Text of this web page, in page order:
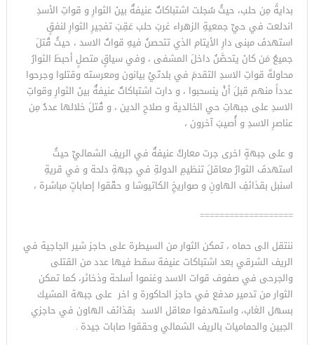
بدايةً مِن حلب، حيثُ سُجلت اشتباكاتٌ عنيفةٌ بينَ الثوارِ و قواتِ الأسدِ
اندلعت في حيِّ جمعيةِ الزهراء غربَ حلب عَقِبَ تفجيرِ الثوارِ لنفقٍ
استهدفَ مبنى دارِ الأيتام الذي تتحصنُ فيهِ قواتُ الاسد ، حيثُ قُتلَ
جميعُ مَن كانَ يتحصَّنُ داخلَ المشفى ، وفي سياقٍ متصلٍ أحبطَ الثوارُ
محاولةَ قواتِ الاسدِ التقدمَ في بلدتَيْ بيانون ومعرسته وقتلوا وجرحوا
عدداً منهم قبلَ أنْ ينسحبوا ، و دارت اشتباكاتٌ عنيفةٌ بينَ الثوارِ وقواتِ
الاسدِ على جبهاتِ حي الخالدية و صلاحِ الدين ، و قُتلَ خلالها عددٌ مِن
عناصرِ الاسدِ و أُصيبَ آخرون ،
و على جبهةٍ اخرى جرت معاركُ عنيفةٌ في الريفِ الشماليِّ حيثُ
استهدفَ الثوارُ معاقلَ تنظيمِ الدولةِ في جبهةِ دلحة و في قريةِ
اسنبل بقذائفِ الهاونِ و صواريخِ الكاتيوشا و حقّقوا إصاباتٍ مباشرة ،
===================
ننتقل الى حماه ، تمكن الثوار من السيطرة على حاجز شير الجاجية في
الريف الشرقي بعد اشتباكات عنيفة سقط فيها عدد من القتلى
والجرحى في صفوف قوات الاسد وغنموا أسلحة وذخائر، كما تمكن
الثوار من تدمير مدفع في حاجز الحاكورة و اخر على جبهة المشيك
بسهل الغاب، واستهدفوا معاقل الاسد بقذائف الهاون في حاجزي
الجبين والحماميات بالريف الشمالي وحققوا صابات جيدة .